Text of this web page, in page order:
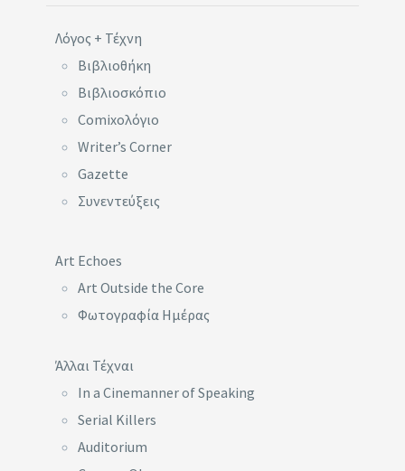
Λόγος + Τέχνη
Βιβλιοθήκη
Βιβλιοσκόπιο
Comixoλόγιο
Writer’s Corner
Gazette
Συνεντεύξεις
Art Echoes
Art Outside the Core
Φωτογραφία Ημέρας
Άλλαι Τέχναι
In a Cinemanner of Speaking
Serial Killers
Auditorium